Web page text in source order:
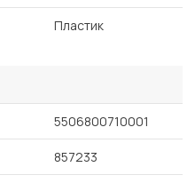
Пластик
5506800710001
857233